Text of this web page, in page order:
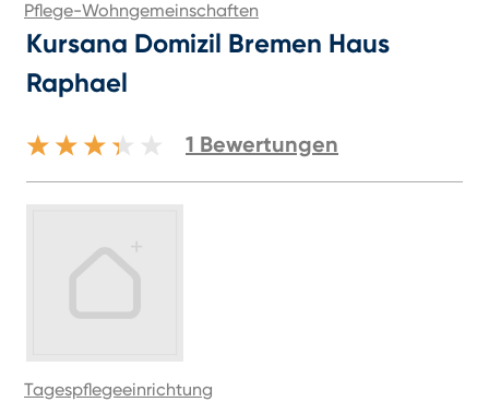
Pflege-Wohngemeinschaften
Kursana Domizil Bremen Haus
Raphael
1 Bewertungen
Tagespflegeeinrichtung